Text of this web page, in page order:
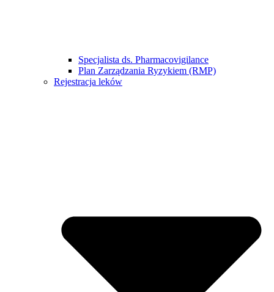
Specjalista ds. Pharmacovigilance
Plan Zarządzania Ryzykiem (RMP)
Rejestracja leków